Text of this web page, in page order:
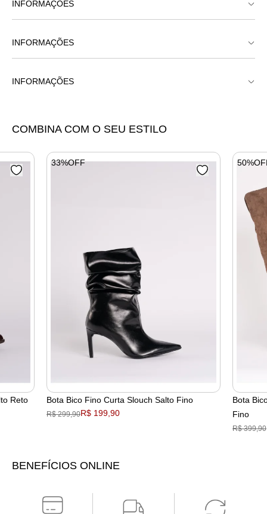
INFORMAÇÕES
INFORMAÇÕES
INFORMAÇÕES
COMBINA COM O SEU ESTILO
Reto Bota Bico Fino Curta Slouch Salto Fino
R$ 299,90R$ 199,90
33%OFF
Bota
Fino
R$ 399,90
BENEFÍCIOS ONLINE